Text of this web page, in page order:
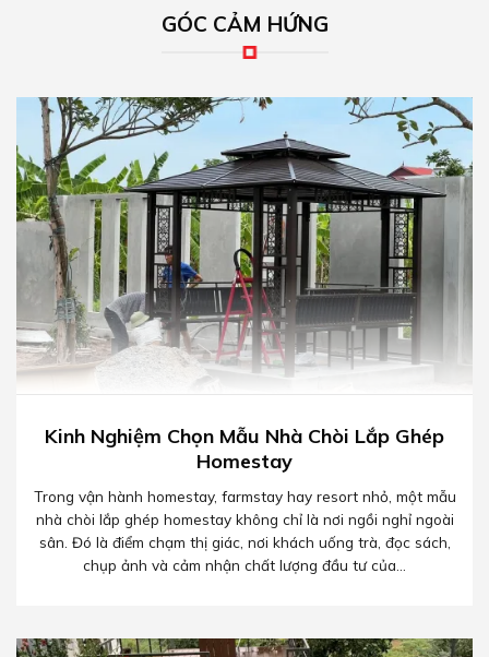
GÓC CẢM HỨNG
Kinh Nghiệm Chọn Mẫu Nhà Chòi Lắp Ghép
Homestay
Trong vận hành homestay, farmstay hay resort nhỏ, một mẫu
nhà chòi lắp ghép homestay không chỉ là nơi ngồi nghỉ ngoài
sân. Đó là điểm chạm thị giác, nơi khách uống trà, đọc sách,
chụp ảnh và cảm nhận chất lượng đầu tư của...